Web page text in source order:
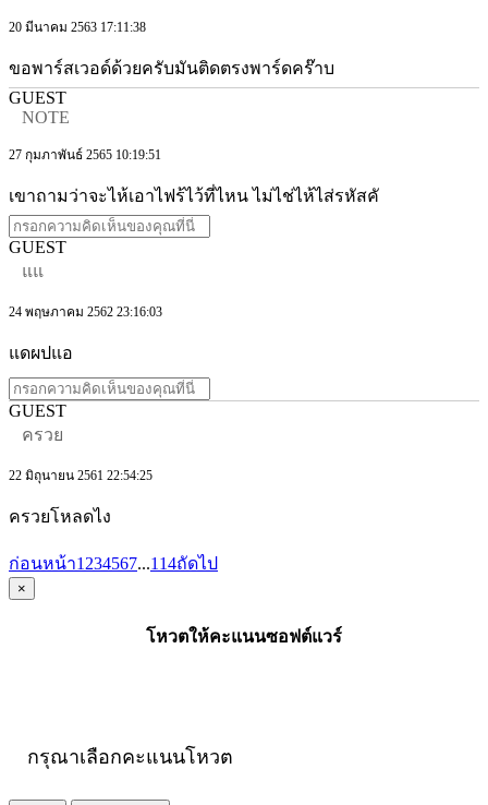
20 มีนาคม 2563 17:11:38
ขอพาร์สเวอด์ด้วยครับมันติดตรงพาร์ดคร๊าบ
GUEST
NOTE
27 กุมภาพันธ์ 2565 10:19:51
เขาถามว่าจะไห้เอาไฟร้ไว้ที่ไหน ไม่ไช่ไห้ไส่รหัสคั
GUEST
แแ
24 พฤษภาคม 2562 23:16:03
แดผปแอ
GUEST
ครวย
22 มิถุนายน 2561 22:54:25
ครวยโหลดไง
ก่อนหน้า1 234567...114ถัดไป
×
โหวตให้คะแนนซอฟต์แวร์
กรุณาเลือกคะแนนโหวต